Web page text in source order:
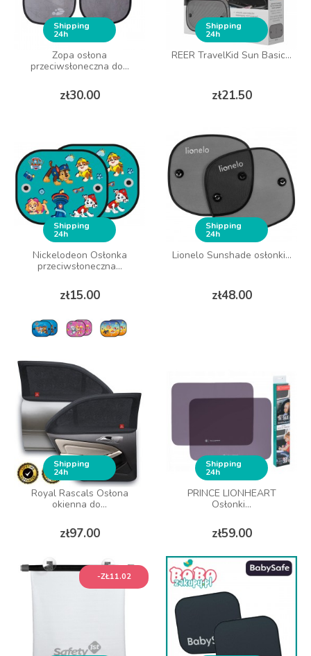
Shipping
24h
Zopa osłona
przeciwsłoneczna do...
zł30.00
Price
Shipping
24h
REER TravelKid Sun Basic...
zł21.50
Price
Shipping
24h
Nickelodeon Osłonka
przeciwsłoneczna...
zł15.00
Price
Shipping
24h
Lionelo Sunshade osłonki...
zł48.00
Price
Shipping
24h
Royal Rascals Osłona
okienna do...
zł97.00
Price
Shipping
24h
PRINCE LIONHEART
Osłonki...
zł59.00
Price
-ZŁ11.02